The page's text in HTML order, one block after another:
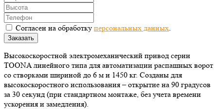
Согласен на обработку персональных данных
Заказать
Высокоскоростной электромеханический привод серии
TOONA линейного типа для автоматизации распашных ворот
со створками шириной до 6 м и 1450 кг. Созданы для
высокоскоростного использования – открытие на 90 градусов
за 30 секунд (при стандартном монтаже, без учета времени
ускорения и замедления).